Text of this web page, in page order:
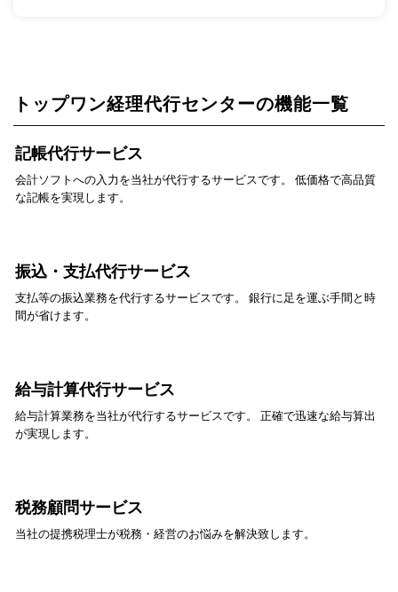
トップワン経理代行センターの機能一覧
記帳代行サービス
会計ソフトへの入力を当社が代行するサービスです。 低価格で高品質
な記帳を実現します。
振込・支払代行サービス
支払等の振込業務を代行するサービスです。 銀行に足を運ぶ手間と時
間が省けます。
給与計算代行サービス
給与計算業務を当社が代行するサービスです。 正確で迅速な給与算出
が実現します。
税務顧問サービス
当社の提携税理士が税務・経営のお悩みを解決致します。